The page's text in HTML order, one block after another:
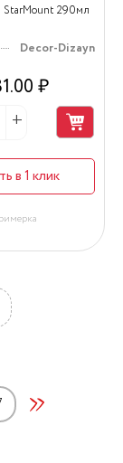
StarMount 290мл
Decor-Dizayn
₽
в 1 клик